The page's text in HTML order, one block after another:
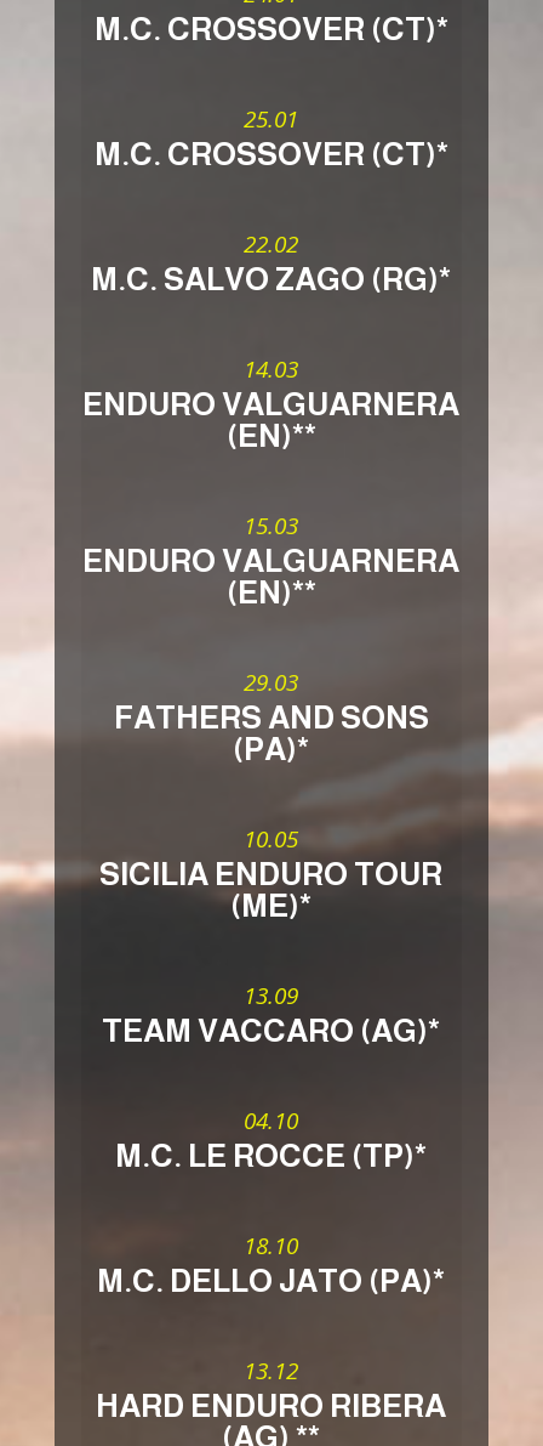
M.C. CROSSOVER (CT)*
25.01
M.C. CROSSOVER (CT)*
22.02
M.C. SALVO ZAGO (RG)*
14.03
ENDURO VALGUARNERA
(EN)**
15.03
ENDURO VALGUARNERA
(EN)**
29.03
FATHERS AND SONS
(PA)*
10.05
SICILIA ENDURO TOUR
(ME)*
13.09
TEAM VACCARO (AG)*
04.10
M.C. LE ROCCE (TP)*
18.10
M.C. DELLO JATO (PA)*
13.12
HARD ENDURO RIBERA
(AG) **